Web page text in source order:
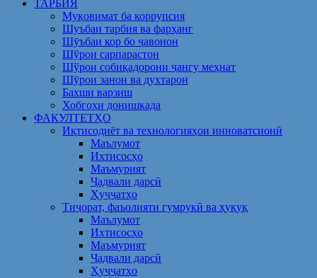
ТАРБИЯ
Муқовимат ба коррупсия
Шуъбаи тарбия ва фарҳанг
Шӯъбаи кор бо ҷавонон
Шўрои сарпарастон
Шўрои собиқадорони ҷангу меҳнат
Шӯрои занон ва духтарон
Бахши варзиш
Хобгоҳи донишкада
ФАКУЛТЕТҲО
Иқтисодиёт ва технологияҳои инноватсионӣ
Маълумот
Ихтисосҳо
Маъмурият
Ҷадвали дарсӣ
Ҳуҷҷатҳо
Тиҷорат, фаъолияти гумрукӣ ва ҳуқуқ
Маълумот
Ихтисосҳо
Маъмурият
Ҷадвали дарсӣ
Ҳуҷҷатҳо